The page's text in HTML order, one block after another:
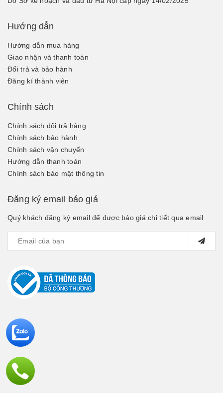
Hướng dẫn
Hướng dẫn mua hàng
Giao nhận và thanh toán
Đổi trả và bảo hành
Đăng kí thành viên
Chính sách
Chính sách đổi trả hàng
Chính sách bảo hành
Chính sách vận chuyển
Hướng dẫn thanh toán
Chính sách bảo mật thông tin
Đăng ký email báo giá
Quý khách đăng ký email để được báo giá chi tiết qua email